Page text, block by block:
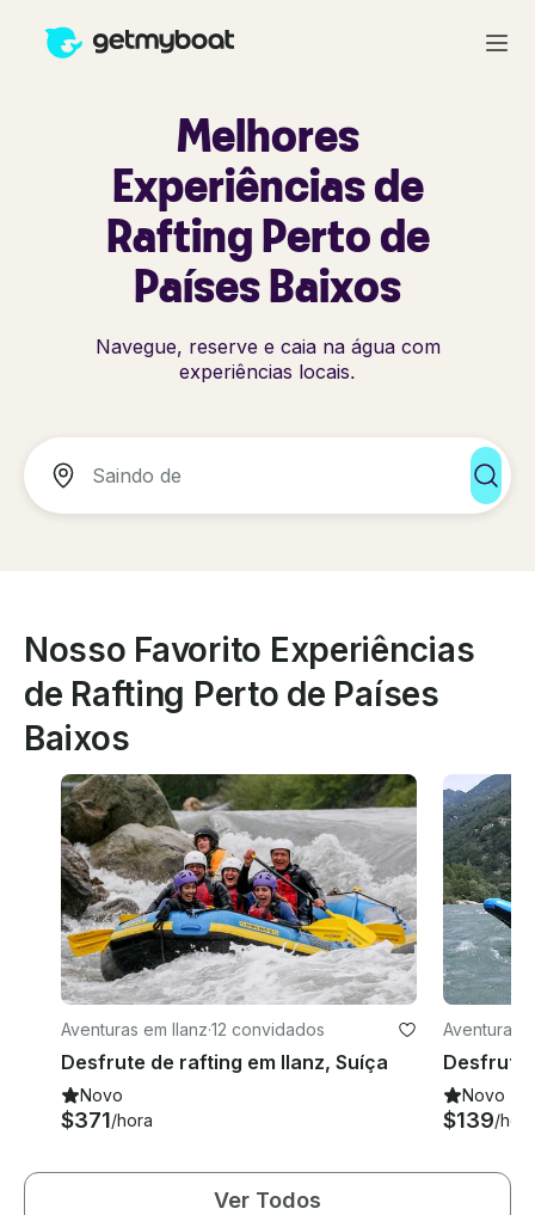
Melhores
Experiências de
Rafting Perto de
Países Baixos
Navegue, reserve e caia na água com
experiências locais.
Nosso Favorito Experiências
de Rafting Perto de Países
Baixos
Aventuras em Ilanz·12 convidados
Desfrute de rafting em Ilanz, Suíça
Novo
$371/hora
Aventuras
Novo
$139/hora
Ver Todos